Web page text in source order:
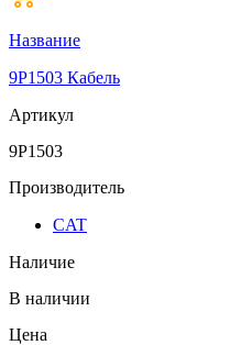
Название
9P1503 Кабель
Артикул
9P1503
Производитель
CAT
Наличие
В наличии
Цена